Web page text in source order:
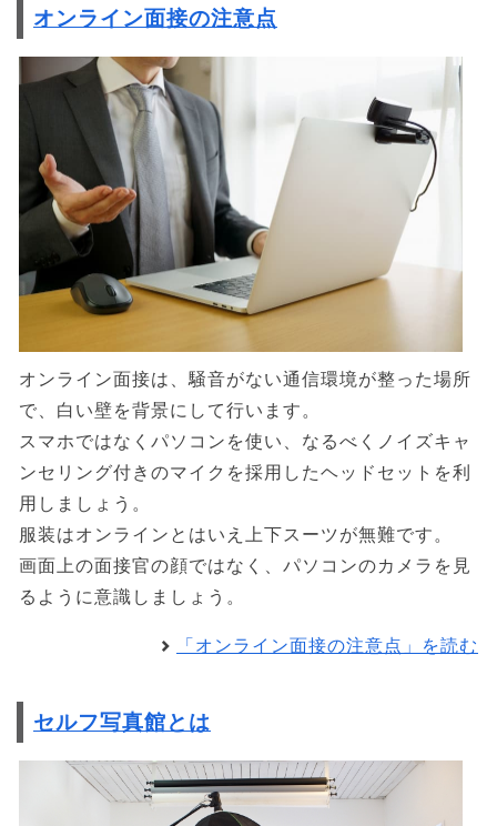
オンライン面接の注意点
オンライン面接は、騒音がない通信環境が整った場所
で、白い壁を背景にして行います。
スマホではなくパソコンを使い、なるべくノイズキャ
ンセリング付きのマイクを採用したヘッドセットを利
用しましょう。
服装はオンラインとはいえ上下スーツが無難です。
画面上の面接官の顔ではなく、パソコンのカメラを見
るように意識しましょう。
「オンライン面接の注意点」を読む
セルフ写真館とは